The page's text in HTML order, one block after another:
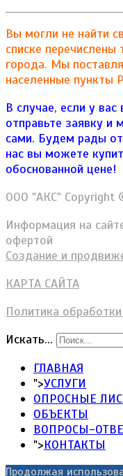
Вы могли не найти
списке
города. Мы
населенные пункты
В случае, если у
отправьте заявку
сами. Будем рады
нас вы можете
обоснованной цене!
ООО "АКС"
Информация на
офертой
Создание и
КАРТА САЙТА
Политика
Искать...
ГЛАВНАЯ
">УСЛУГИ
ОПРОСНЫЕ
ОБЪЕКТЫ
ВОПРОСЫ-
">КОНТАКТЫ
Продолжая